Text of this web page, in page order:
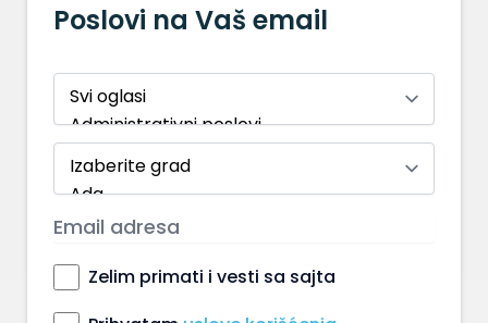
Poslovi na Vaš email
Zelim primati i vesti sa sajta